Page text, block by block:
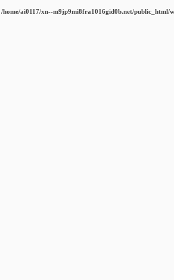
/home/ai0117/xn--m9jp9mi8fra1016gid0b.net/public_html/